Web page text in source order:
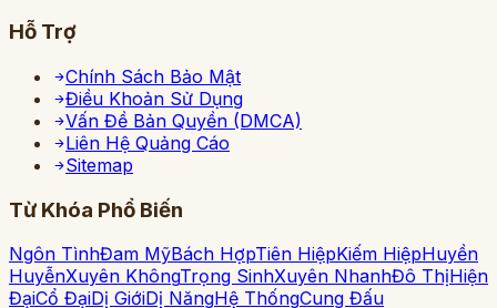
Hỗ Trợ
Chính Sách Bảo Mật
Điều Khoản Sử Dụng
Vấn Đề Bản Quyền (DMCA)
Liên Hệ Quảng Cáo
Sitemap
Từ Khóa Phổ Biến
Ngôn TìnhĐam MỹBách HợpTiên HiệpKiếm HiệpHuyền
HuyễnXuyên KhôngTrọng SinhXuyên NhanhĐô ThịHiện
ĐạiCổ ĐạiDị GiớiDị NăngHệ ThốngCung Đấu